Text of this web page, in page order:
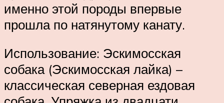
именно этой породы впервые
прошла по натянутому канату.
Использование: Эскимосская
собака (Эскимосская лайка) –
классическая северная ездовая